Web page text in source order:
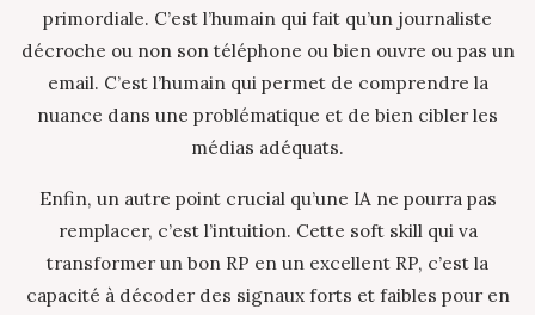
primordiale. C’est l’humain qui fait qu’un journaliste
décroche ou non son téléphone ou bien ouvre ou pas un
email. C’est l’humain qui permet de comprendre la
nuance dans une problématique et de bien cibler les
médias adéquats.
Enfin, un autre point crucial qu’une IA ne pourra pas
remplacer, c’est l’intuition. Cette soft skill qui va
transformer un bon RP en un excellent RP, c’est la
capacité à décoder des signaux forts et faibles pour en